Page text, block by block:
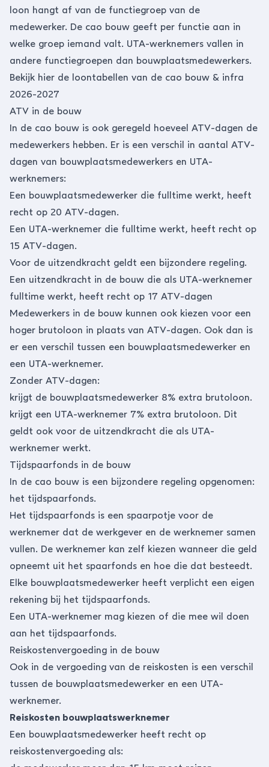
loon hangt af van de functiegroep van de
medewerker. De cao bouw geeft per functie aan in
welke groep iemand valt. UTA-werknemers vallen in
andere functiegroepen dan bouwplaatsmedewerkers.
Bekijk hier de loontabellen van de cao bouw & infra
2026-2027
ATV in de bouw
In de cao bouw is ook geregeld hoeveel ATV-dagen de
medewerkers hebben. Er is een verschil in aantal ATV-
dagen van bouwplaatsmedewerkers en UTA-
werknemers:
Een bouwplaatsmedewerker die fulltime werkt, heeft
recht op 20 ATV-dagen.
Een UTA-werknemer die fulltime werkt, heeft recht op
15 ATV-dagen.
Voor de uitzendkracht geldt een bijzondere regeling.
Een uitzendkracht in de bouw die als UTA-werknemer
fulltime werkt, heeft recht op 17 ATV-dagen
Medewerkers in de bouw kunnen ook kiezen voor een
hoger brutoloon in plaats van ATV-dagen. Ook dan is
er een verschil tussen een bouwplaatsmedewerker en
een UTA-werknemer.
Zonder ATV-dagen:
krijgt de bouwplaatsmedewerker 8% extra brutoloon.
krijgt een UTA-werknemer 7% extra brutoloon. Dit
geldt ook voor de uitzendkracht die als UTA-
werknemer werkt.
Tijdspaarfonds in de bouw
In de cao bouw is een bijzondere regeling opgenomen:
het tijdspaarfonds.
Het tijdspaarfonds is een spaarpotje voor de
werknemer dat de werkgever en de werknemer samen
vullen. De werknemer kan zelf kiezen wanneer die geld
opneemt uit het spaarfonds en hoe die dat besteedt.
Elke bouwplaatsmedewerker heeft verplicht een eigen
rekening bij het tijdspaarfonds.
Een UTA-werknemer mag kiezen of die mee wil doen
aan het tijdspaarfonds.
Reiskostenvergoeding in de bouw
Ook in de vergoeding van de reiskosten is een verschil
tussen de bouwplaatsmedewerker en een UTA-
werknemer.
Reiskosten bouwplaatswerknemer
Een bouwplaatsmedewerker heeft recht op
reiskostenvergoeding als: